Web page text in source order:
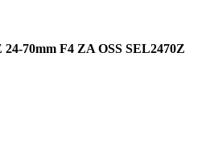
70mm F4 ZA OSS SEL2470Z